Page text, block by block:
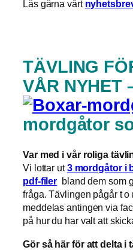
Läs gärna vårt
TÄVLING
VÅR NYHET
mordgåtor
Var med i vår roliga
Vi lottar ut3 mordgåtor i
pdf-filer bland dem som
fråga. Tävlingen pågår t
meddelas antingen via
på hur du har valt att
Gör så här för att delta i